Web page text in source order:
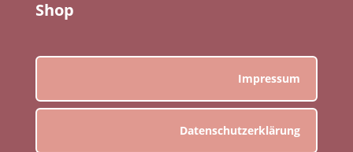
Shop
Impressum
Datenschutzerklärung